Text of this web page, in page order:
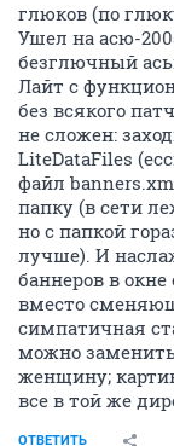
глюков (по
Ушел на асю-
безглючный
Лайт с
без всякого
не сложен:
LiteDataFiles
файл
папку (в сети
но с папкой
лучше). И
баннеров в
вместо
симпатичная
можно
женщину;
все в той же
ОТВЕТИТЬ